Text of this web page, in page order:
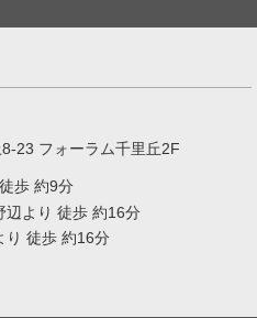
23 フォーラム千里丘2F
歩 約9分
辺より 徒歩 約16分
り 徒歩 約16分